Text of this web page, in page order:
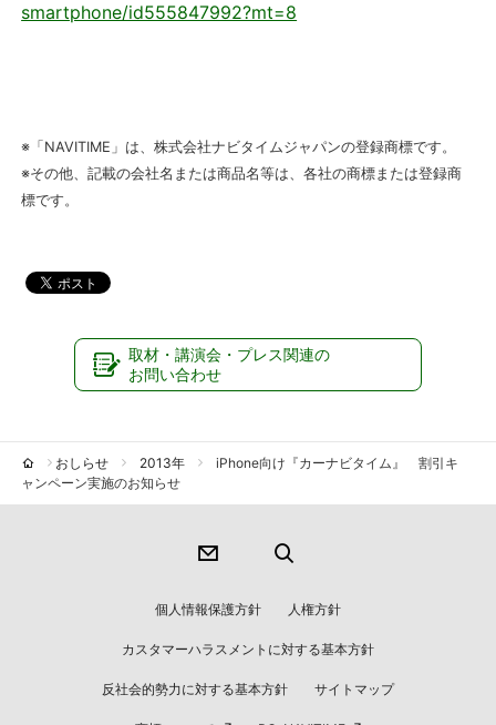
smartphone/id555847992?mt=8
※「NAVITIME」は、株式会社ナビタイムジャパンの登録商標です。
※その他、記載の会社名または商品名等は、各社の商標または登録商
標です。
取材・講演会・プレス関連の
お問い合わせ
おしらせ 2013年
iPhone向け『カーナビタイム』 割引キ
ャンペーン実施のお知らせ
個人情報保護方針 人権方針
カスタマーハラスメントに対する基本方針
反社会的勢力に対する基本方針 サイトマップ